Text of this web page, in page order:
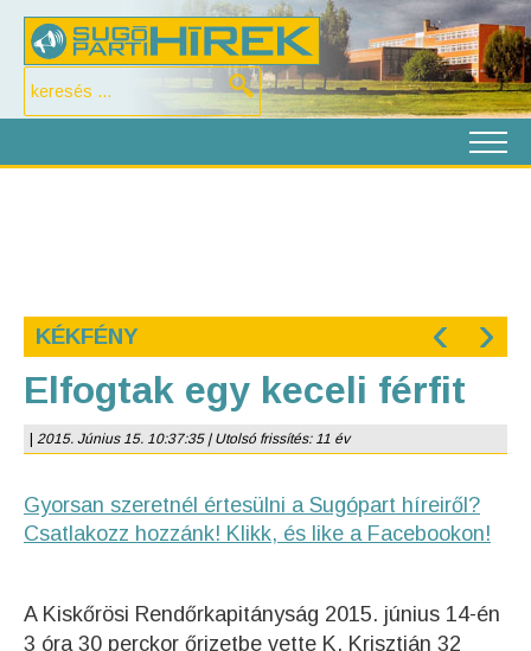
KÉKFÉNY ‹ ›
Elfogtak egy keceli férfit
2015. Június 15. 10:37:35 | Utolsó frissítés: 11 év
Gyorsan szeretnél értesülni a Sugópart híreiről?
Csatlakozz hozzánk! Klikk, és like a Facebookon!
A Kiskőrösi Rendőrkapitányság 2015. június 14-én
3 óra 30 perckor őrizetbe vette K. Krisztián 32